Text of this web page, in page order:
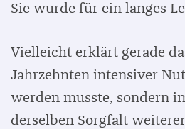
Sie wurde für ein langes
Vielleicht erklärt gerade
Jahrzehnten intensiver
werden musste, sondern
derselben Sorgfalt